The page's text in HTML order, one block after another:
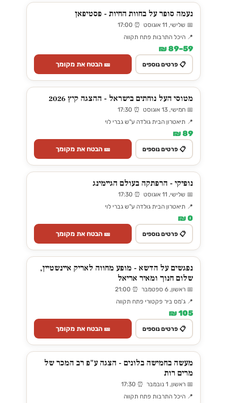
נעמה סופר על בחוות החיות - פסטיפאן
📅 שלישי, 11 אוגוסט ⏰ 17:00
📍 היכל התרבות פתח תקווה
59–89 ₪
📋 פרטים נוספים 🎫 הבטח את מקומך
מטוסי העל נוחתים בישראל - ההצגה קיץ 2026
📅 חמישי, 13 אוגוסט ⏰ 17:30
📍 תיאטרון הבית גולדה ע"ש גברי לוי
89 ₪
📋 פרטים נוספים 🎫 הבטח את מקומך
נופיקי - הרפתקה בעולם הגיימינג
📅 שלישי, 11 אוגוסט ⏰ 17:30
📍 תיאטרון הבית גולדה ע"ש גברי לוי
0 ₪
📋 פרטים נוספים 🎫 הבטח את מקומך
נפגשים על הדשא - מופע מחווה לאריק איינשטיין,
שלום חנוך ומאיר אריאל
📅 ראשון, 6 ספטמבר ⏰ 21:00
📍 ג'מס ביר פקטורי פתח תקווה
105 ₪
📋 פרטים נוספים 🎫 הבטח את מקומך
מעשה בחמישה בלונים - הצגה ע"פ רב המכר של
מרים רות
📅 ראשון, 1 נובמבר ⏰ 17:30
📍 היכל התרבות פתח תקווה